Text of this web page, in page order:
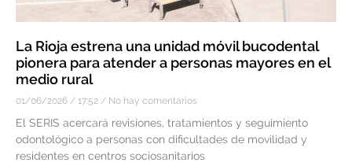
La Rioja estrena una unidad móvil bucodental
pionera para atender a personas mayores en el
medio rural
01/06/2026 17:52 No hay comentarios
El SERIS acercará revisiones, tratamientos y seguimiento
odontológico a personas con dificultades de movilidad y
residentes en centros sociosanitarios